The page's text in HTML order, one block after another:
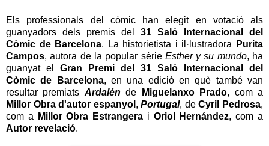
Els professionals del còmic han elegit en votació als
guanyadors dels premis del 31 Saló Internacional del
Còmic de Barcelona. La historietista i il·lustradora
Purita
Campos, autora de la popular sèrie Esther y su mundo, ha
guanyat el Gran Premi del 31 Saló Internacional del
Còmic de Barcelona, ​​en una edició en què també van
resultar premiats Ardalén de Miguelanxo Prado, com a
Millor Obra d'autor espanyol ,Portugal, deCyril Pedrosa,
com a
Millor Obra Estrangera i Oriol Hernández, com a
Autor revelació.